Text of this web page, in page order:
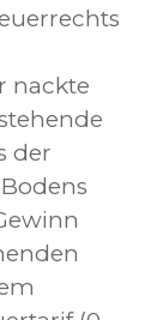
nackte
der